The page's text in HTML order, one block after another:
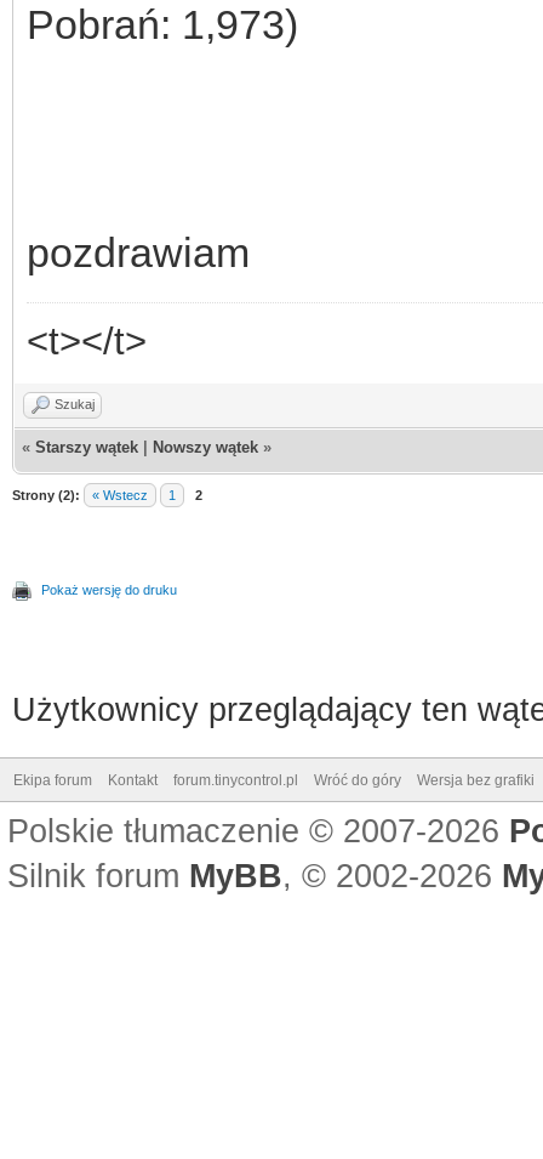
Pobrań: 1,973)
pozdrawiam
<t></t>
Szukaj
« Starszy wątek Nowszy wątek »
Strony (2): « Wstecz 1 2
Pokaż wersję do druku
Użytkownicy przeglądający ten
Ekipa forum Kontakt forum.tinycontrol.pl Wróć do góry Wersja bez grafiki
Polskie tłumaczenie © 2007-2026
Silnik forum MyBB, © 2002-2026